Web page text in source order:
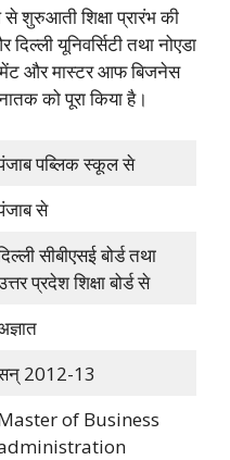
शुरुआती शिक्षा प्रारंभ की
यूनिवर्सिटी तथा नोएडा
और मास्टर आफ बिजनेस
को पूरा किया है।
पब्लिक स्कूल से
से
सीबीएसई बोर्ड तथा
प्रदेश शिक्षा बोर्ड से
2012-13
of Business